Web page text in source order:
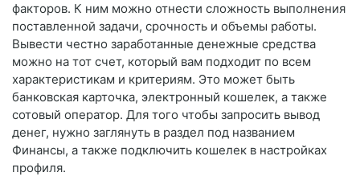
факторов. К ним можно отнести сложность выполнения
поставленной задачи, срочность и объемы работы.
Вывести честно заработанные денежные средства
можно на тот счет, который вам подходит по всем
характеристикам и критериям. Это может быть
банковская карточка, электронный кошелек, а также
сотовый оператор. Для того чтобы запросить вывод
денег, нужно заглянуть в раздел под названием
Финансы, а также подключить кошелек в настройках
профиля.